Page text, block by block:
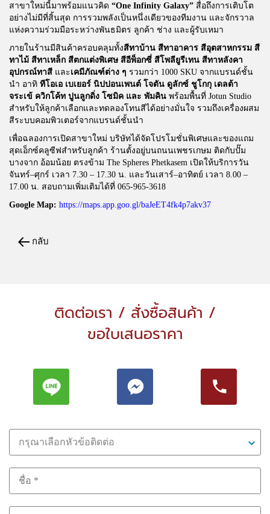
สาขาใหม่นี้มาพร้อมแนวคิด “One Infinity Galaxy” สื่อถึงการเติบโต
อย่างไม่มีที่สิ้นสุด การรวมพลังเป็นหนึ่งเดียวของทีมงาน และจักรวาล
แห่งความร่วมมือระหว่างพันธมิตร ลูกค้า ช่าง และผู้รับเหมา
ภายในร้านมีสินค้าครอบคลุมทั้งสีทาบ้าน สีทาอาคาร สีอุตสาหกรรม สี
ทาไม้ สีทาเหล็ก สีตกแต่งพิเศษ สีอีพ็อกซี่ สีโพลียูรีเทน สีทาหลังคา
อุปกรณ์ทาสี และเคมีภัณฑ์ต่าง ๆ รวมกว่า 1000 SKU จากแบรนด์ชั้น
นำ อาทิ ทีโอเอ เบเยอร์ นิปปอนเพนต์ โจตัน ดูลักซ์ ชูโกกุ เดลต้า
จระเข้ ควิกโค้ท ปูนลูกดิ่ง โซมิค และ พัมคิน พร้อมพื้นที่ Jotun Studio
สำหรับให้ลูกค้าเลือกและทดลองโทนสีได้อย่างมั่นใจ รวมถึงเครื่องผสม
สีระบบคอมพิวเตอร์จากแบรนด์ชั้นนำ
เพื่อฉลองการเปิดสาขาใหม่ บริษัทได้จัดโปรโมชั่นพิเศษและของแถม
สุดเอ็กซ์คลูซีฟสำหรับลูกค้า ร้านตั้งอยู่บนถนนเพชรเกษม ติดกับปั๊ม
บางจาก อ้อมน้อย ตรงข้าม The Spheres Phetkasem เปิดให้บริการวัน
จันทร์–ศุกร์ เวลา 7.30 – 17.30 น. และวันเสาร์–อาทิตย์ เวลา 8.00 –
17.00 น. สอบถามเพิ่มเติมได้ที่ 065-965-3618
Google Map: https://maps.app.goo.gl/baJeET4fk4p7akv37
กลับ
ติดต่อเรา / สั่งซื้อสินค้า /
ขอใบเสนอราคา
กรุณาเลือกหัวข้อติดต่อ